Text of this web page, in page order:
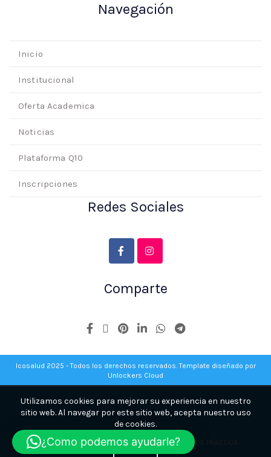
Navegación
Inicio
Institucional
Oferta Academica
Noticias
Plataforma Q10
Inscripciones
Redes Sociales
Comparte
Icosalud 2025 - Todos los derechos reservados. Template diseñado por
Unlockers Cloud
REGLAMENTO INTERNO ICOSALUD -REGLAMENTO DE PRACTICA
¿Como podemos ayudarle?
Utilizamos cookies para mejorar su experiencia en nuestro
sitio web. Al navegar por este sitio web, acepta nuestro uso
de cookies.
ACEPTE